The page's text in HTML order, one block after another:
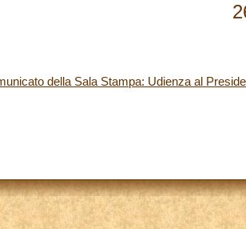
della Sala Stampa: Udienza al